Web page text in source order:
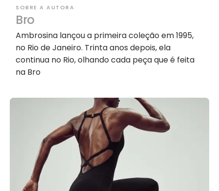
SOBRE A AUTORA
Bro
Ambrosina lançou a primeira coleção em 1995,
no Rio de Janeiro. Trinta anos depois, ela
continua no Rio, olhando cada peça que é feita
na Bro